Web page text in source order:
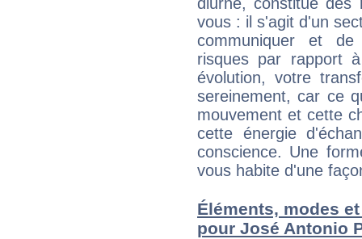
diurne, constitué
vous : il s'agit d'un
communiquer et
risques par rapport
évolution, votre
sereinement, car ce
mouvement et cette
cette énergie
conscience. Une
vous habite d'une
Éléments, modes
pour José Antonio